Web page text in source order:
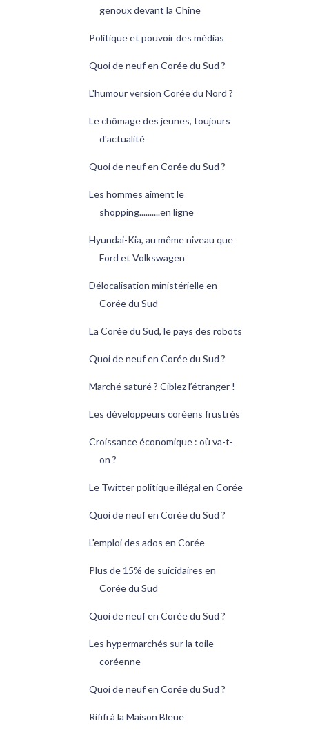
genoux devant la Chine
Politique et pouvoir des médias
Quoi de neuf en Corée du Sud ?
L'humour version Corée du Nord ?
Le chômage des jeunes, toujours
d'actualité
Quoi de neuf en Corée du Sud ?
Les hommes aiment le
shopping..........en ligne
Hyundai-Kia, au même niveau que
Ford et Volkswagen
Délocalisation ministérielle en
Corée du Sud
La Corée du Sud, le pays des robots
Quoi de neuf en Corée du Sud ?
Marché saturé ? Ciblez l’étranger !
Les développeurs coréens frustrés
Croissance économique : où va-t-
on ?
Le Twitter politique illégal en Corée
Quoi de neuf en Corée du Sud ?
L'emploi des ados en Corée
Plus de 15% de suicidaires en
Corée du Sud
Quoi de neuf en Corée du Sud ?
Les hypermarchés sur la toile
coréenne
Quoi de neuf en Corée du Sud ?
Rififi à la Maison Bleue